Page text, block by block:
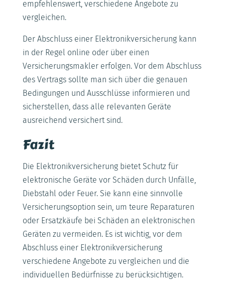
empfehlenswert, verschiedene Angebote zu
vergleichen.
Der Abschluss einer Elektronikversicherung kann
in der Regel online oder über einen
Versicherungsmakler erfolgen. Vor dem Abschluss
des Vertrags sollte man sich über die genauen
Bedingungen und Ausschlüsse informieren und
sicherstellen, dass alle relevanten Geräte
ausreichend versichert sind.
Fazit
Die Elektronikversicherung bietet Schutz für
elektronische Geräte vor Schäden durch Unfälle,
Diebstahl oder Feuer. Sie kann eine sinnvolle
Versicherungsoption sein, um teure Reparaturen
oder Ersatzkäufe bei Schäden an elektronischen
Geräten zu vermeiden. Es ist wichtig, vor dem
Abschluss einer Elektronikversicherung
verschiedene Angebote zu vergleichen und die
individuellen Bedürfnisse zu berücksichtigen.